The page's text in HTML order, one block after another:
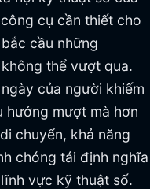
cụ cần thiết cho
cầu những
thể vượt qua.
của người khiếm
hướng mượt mà hơn
chuyển, khả năng
chóng tái định nghĩa
vực kỹ thuật số.